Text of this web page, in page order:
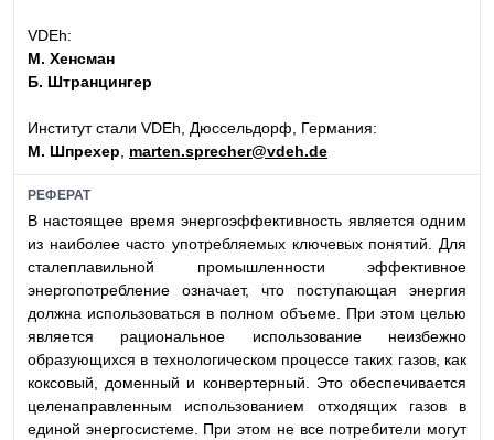
VDEh:
М. Хенсман
Б. Штранцингер
Институт стали VDEh, Дюссельдорф, Германия:
М. Шпрехер
marten.sprecher@vdeh.de
РЕФЕРАТ
В настоящее время энергоэффективность является одним
из наиболее часто употребляемых ключевых понятий. Для
сталеплавильной промышленности эффективное
энергопотребление означает, что поступающая энергия
должна использоваться в полном объеме. При этом целью
является рациональное использование неизбежно
образующихся в технологическом процессе таких газов, как
коксовый, доменный и конвертерный. Это обеспечивается
целенаправленным использованием отходящих газов в
единой энергосистеме. При этом не все потребители могут